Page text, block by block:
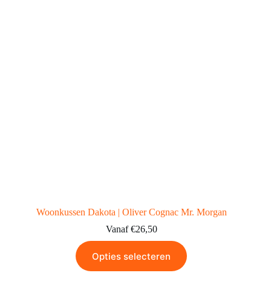
Woonkussen Dakota | Oliver Cognac Mr. Morgan
Vanaf €26,50
Opties selecteren